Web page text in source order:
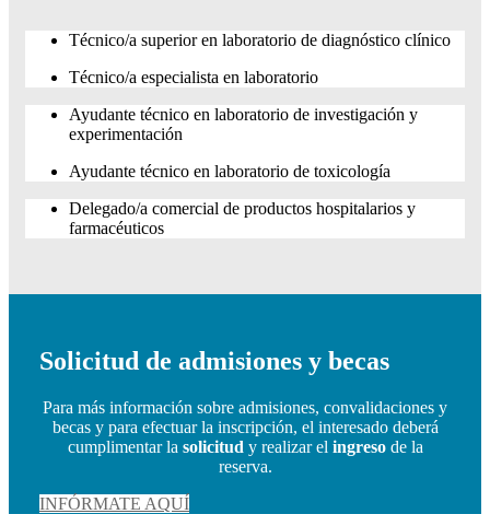
Técnico/a superior en laboratorio de diagnóstico clínico
Técnico/a especialista en laboratorio
Ayudante técnico en laboratorio de investigación y
experimentación
Ayudante técnico en laboratorio de toxicología
Delegado/a comercial de productos hospitalarios y
farmacéuticos
Solicitud de admisiones y becas
Para más información sobre admisiones, convalidaciones y
becas y para efectuar la inscripción, el interesado deberá
cumplimentar la solicitud y realizar el ingreso de la
reserva.
INFÓRMATE AQUÍ